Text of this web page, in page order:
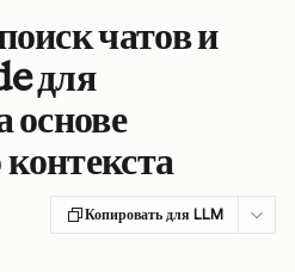
чатов и
для
основе
Копировать для LLM